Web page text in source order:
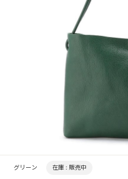
グリーン 在庫 : 販売中